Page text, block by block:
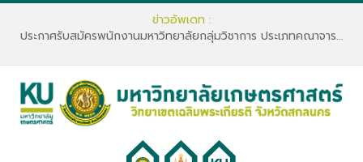
ข่าวอัพเดท :
ประกาศรับสมัครพนักงานมหาวิทยาลัยกลุ่มวิชาการ ประเภทคณาจารย์ประจำ คณะทรัพยากรธรรมชาติและอุตสาหกรรมเกษตร สังกัดภาควิชาเกษตรและทรัพยากร